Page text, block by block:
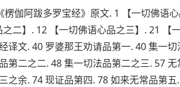
伽阿跋多罗宝经》原文. 1 【一切佛语
二】. 12 【一切佛语心品之三】. 21 【
译文. 40 罗婆那王劝请品第一. 40 集一切
第二之二. 48 集一切法品第二之三. 57 无
之余. 74 现证品第四. 78 如来无常品第五